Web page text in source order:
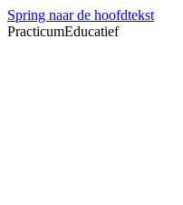
Spring naar de hoofdtekst
PracticumEducatief